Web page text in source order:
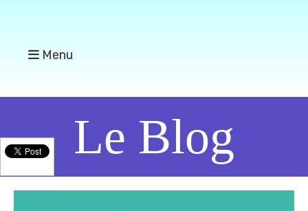
Menu
Le Blog